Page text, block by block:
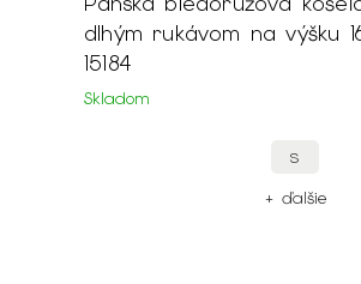
dlhým rukávom na výšku
15184
Skladom
S
+ ďalšie